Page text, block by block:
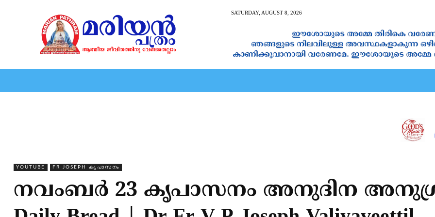
SATURDAY, AUGUST 8, 2026
YOUTUBE FR JOSEPH കൃപാസനം
നവംബർ 23 കൃപാസനം അനുദിന